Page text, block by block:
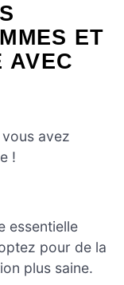
ET
AVEC
avez
!
essentielle
pour de la
plus saine.